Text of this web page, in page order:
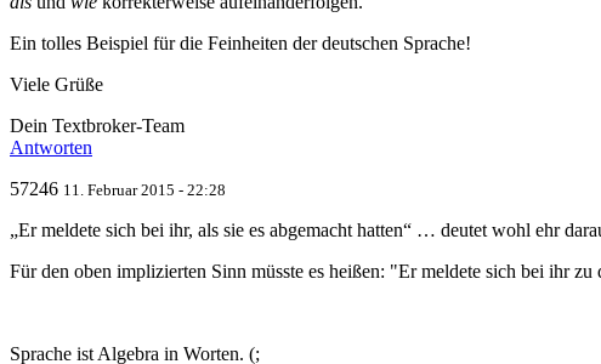
Ein tolles Beispiel für die Feinheiten der deutschen Sprache!
Viele Grüße
Dein Textbroker-Team
Antworten
57246 11. Februar 2015 - 22:28
„Er meldete sich bei ihr, als sie es abgemacht hatten“ … deutet wohl ehr
Für den oben implizierten Sinn müsste es heißen: "Er meldete sich bei ihr
Sprache ist Algebra in Worten. (;